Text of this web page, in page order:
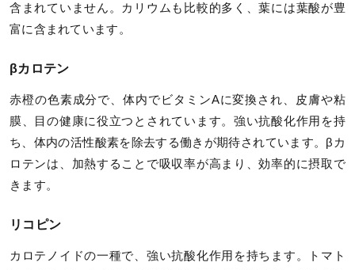
含まれていません。カリウムも比較的多く、葉には葉酸が豊
富に含まれています。
βカロテン
赤橙の色素成分で、体内でビタミンAに変換され、皮膚や粘
膜、目の健康に役立つとされています。強い抗酸化作用を持
ち、体内の活性酸素を除去する働きが期待されています。βカ
ロテンは、加熱することで吸収率が高まり、効率的に摂取で
きます。
リコピン
カロテノイドの一種で、強い抗酸化作用を持ちます。トマト